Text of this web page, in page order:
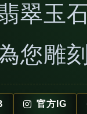
翠玉
您雕
官方IG